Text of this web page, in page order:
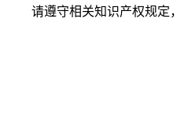
请遵守相关知识产权规定